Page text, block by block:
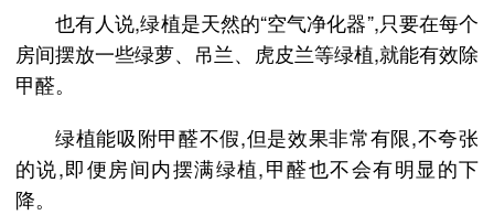
也有人说,绿植是天然的“空气净化器”,只要在每个
房间摆放一些绿萝、吊兰、虎皮兰等绿植,就能有效除
甲醛。
绿植能吸附甲醛不假,但是效果非常有限,不夸张
的说,即便房间内摆满绿植,甲醛也不会有明显的下
降。